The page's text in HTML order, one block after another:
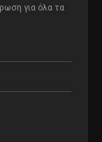
για όλα τα